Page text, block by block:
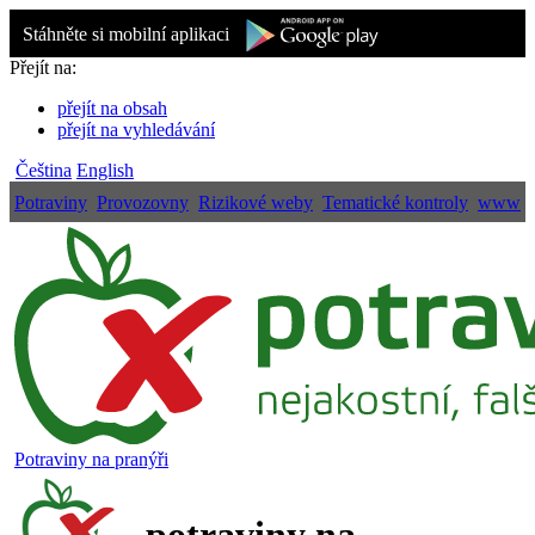
Stáhněte si mobilní aplikaci
Přejít na:
přejít na obsah
přejít na vyhledávání
Čeština English
Potraviny Provozovny Rizikové weby Tematické kontroly www
Potraviny na pranýři